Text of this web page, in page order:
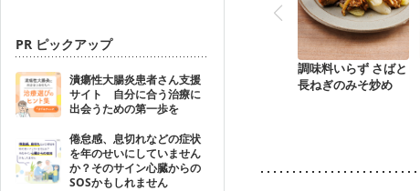
PR ピックアップ
潰瘍性大腸炎患者さん支援
サイト 自分に合う治療に
出会うための第一歩を
倦怠感、息切れなどの症状
を年のせいにしていません
か？そのサイン心臓からの
SOSかもしれません
調味料いらず さばと
長ねぎのみそ炒め